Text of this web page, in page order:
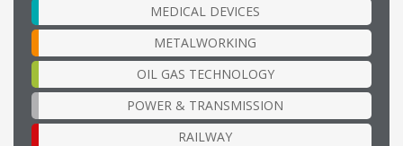
MEDICAL DEVICES
METALWORKING
OIL GAS TECHNOLOGY
POWER & TRANSMISSION
RAILWAY